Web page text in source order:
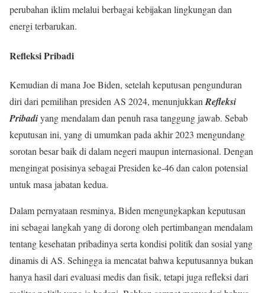
perubahan iklim melalui berbagai kebijakan lingkungan dan
energi terbarukan.
Refleksi Pribadi
Kemudian di mana Joe Biden, setelah keputusan pengunduran
diri dari pemilihan presiden AS 2024, menunjukkan Refleksi
Pribadiyang mendalam dan penuh rasa tanggung jawab. Sebab
keputusan ini, yang di umumkan pada akhir 2023 mengundang
sorotan besar baik di dalam negeri maupun internasional. Dengan
mengingat posisinya sebagai Presiden ke-46 dan calon potensial
untuk masa jabatan kedua.
Dalam pernyataan resminya, Biden mengungkapkan keputusan
ini sebagai langkah yang di dorong oleh pertimbangan mendalam
tentang kesehatan pribadinya serta kondisi politik dan sosial yang
dinamis di AS. Sehingga ia mencatat bahwa keputusannya bukan
hanya hasil dari evaluasi medis dan fisik, tetapi juga refleksi dari